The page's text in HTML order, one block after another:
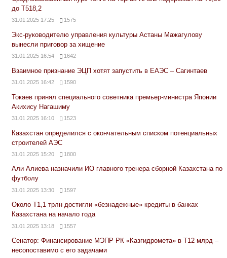
до Т518,2
31.01.2025 17:25 1575
Экс-руководителю управления культуры Астаны Мажагулову
вынесли приговор за хищение
31.01.2025 16:54 1642
Взаимное признание ЭЦП хотят запустить в ЕАЭС – Сагинтаев
31.01.2025 16:42 1590
Токаев принял специального советника премьер-министра Японии
Акихису Нагашиму
31.01.2025 16:10 1523
Казахстан определился с окончательным списком потенциальных
строителей АЭС
31.01.2025 15:20 1800
Али Алиева назначили ИО главного тренера сборной Казахстана по
футболу
31.01.2025 13:30 1597
Около Т1,1 трлн достигли «безнадежные» кредиты в банках
Казахстана на начало года
31.01.2025 13:18 1557
Сенатор: Финансирование МЭПР РК «Казгидромета» в Т12 млрд –
несопоставимо с его задачами